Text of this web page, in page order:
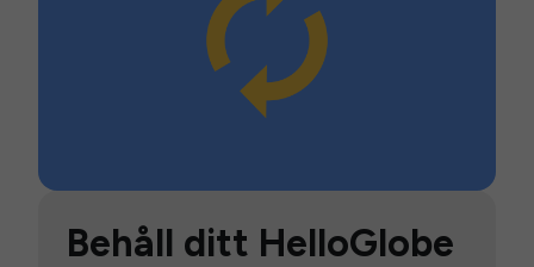
Behåll ditt HelloGlobe